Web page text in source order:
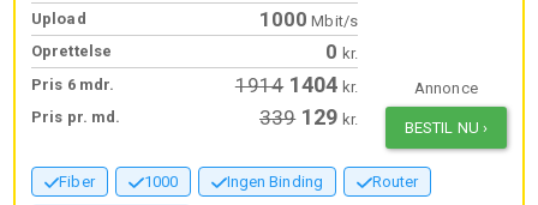
Upload
1000 Mbit/s
Oprettelse
0 kr.
Pris 6 mdr.
1914 1404 kr.
Pris pr. md.
339 129 kr.
Annonce
BESTIL NU ›
Fiber 1000 Ingen Binding Router